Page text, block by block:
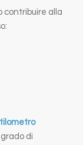
contribuire alla
di